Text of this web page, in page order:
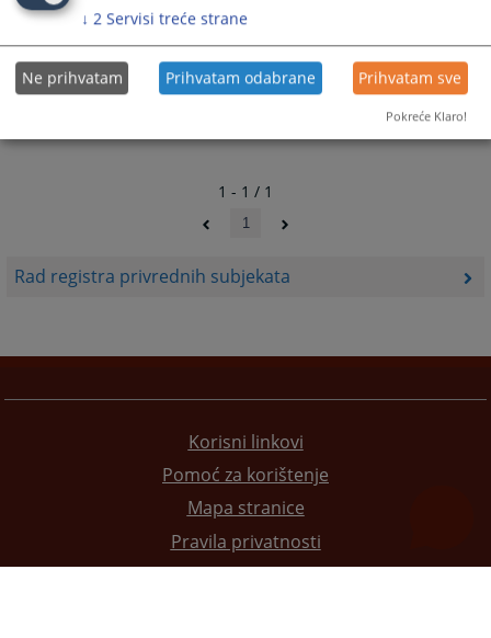
Rad registra privrednih subjekata
1 - 1 / 1
1
Korisni linkovi
Pomoć za korištenje
Mapa stranice
Pravila privatnosti
↓ 2 Servisi treće strane
Ne prihvatam Prihvatam odabrane Prihvatam sve
Pokreće Klaro!